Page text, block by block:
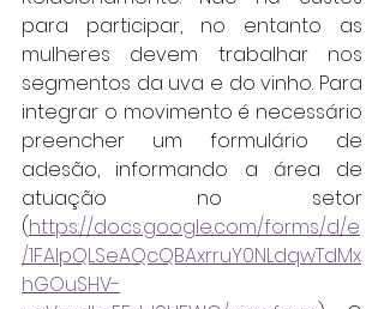
para participar, no entanto as
mulheres devem trabalhar nos
segmentos da uva e do vinho. Para
integrar o movimento é necessário
preencher um formulário de
adesão, informando a área de
atuação no setor
(https://docs.google.com/forms/d/e
/1FAIpQLSeAQcQBAxrruY0NLdqwTdMx
hGOuSHV-